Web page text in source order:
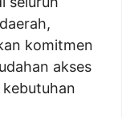
komitmen
akses